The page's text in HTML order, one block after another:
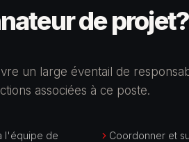
de projet?
un large éventail de
associées à ce poste.
l'équipe de
Coordonner et